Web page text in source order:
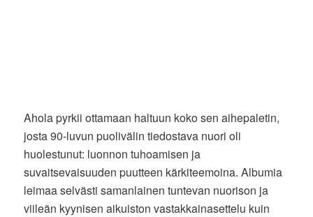
Ahola pyrkii ottamaan haltuun koko sen aihepaletin,
josta 90-luvun puolivälin tiedostava nuori oli
huolestunut: luonnon tuhoamisen ja
suvaitsevaisuuden puutteen kärkiteemoina. Albumia
leimaa selvästi samanlainen tuntevan nuorison ja
viileän kyynisen aikuiston vastakkainasettelu kuin